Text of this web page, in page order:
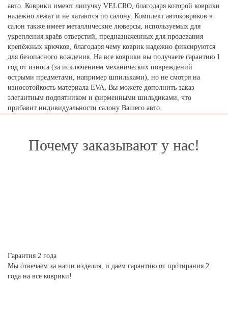
авто. Коврики имеют липучку VELCRO, благодаря которой коврики
надежно лежат и не катаются по салону. Комплект автоковриков в
салон также имеет металлические люверсы, используемых для
укрепления краёв отверстий, предназначенных для продевания
крепёжных крючков, благодаря чему коврик надежно фиксируются
для безопасного вождения. На все коврики вы получаете гарантию 1
год от износа (за исключением механических повреждений
острыми предметами, например шпильками), но не смотря на
износотойкость материала EVA, Вы можете дополнить заказ
элегантным подпятником и фирменными шильдиками, что
прибавит индивидуальности салону Вашего авто.
Почему заказывают у нас!
Гарантия 2 года
Мы отвечаем за наши изделия, и даем гарантию от протирания 2
года на все коврики!